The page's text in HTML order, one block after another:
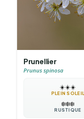
Prunellier
Prunus spinosa
☀️☀️☀️
PLEIN SOLEIL
❄️❄️❄️
RUSTIQUE